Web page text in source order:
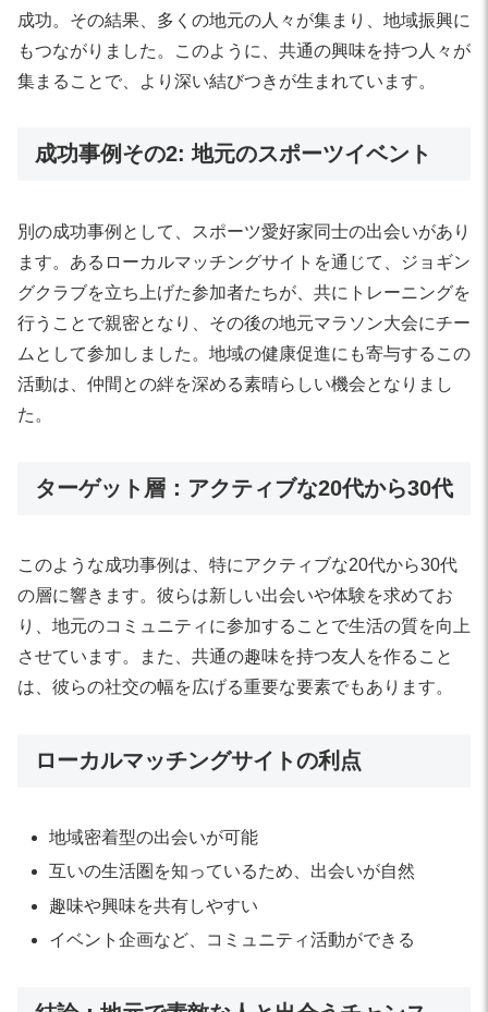
成功。その結果、多くの地元の人々が集まり、地域振興に
もつながりました。このように、共通の興味を持つ人々が
集まることで、より深い結びつきが生まれています。
成功事例その2: 地元のスポーツイベント
別の成功事例として、スポーツ愛好家同士の出会いがあり
ます。あるローカルマッチングサイトを通じて、ジョギン
グクラブを立ち上げた参加者たちが、共にトレーニングを
行うことで親密となり、その後の地元マラソン大会にチー
ムとして参加しました。地域の健康促進にも寄与するこの
活動は、仲間との絆を深める素晴らしい機会となりまし
た。
ターゲット層：アクティブな20代から30代
このような成功事例は、特にアクティブな20代から30代
の層に響きます。彼らは新しい出会いや体験を求めてお
り、地元のコミュニティに参加することで生活の質を向上
させています。また、共通の趣味を持つ友人を作ること
は、彼らの社交の幅を広げる重要な要素でもあります。
ローカルマッチングサイトの利点
地域密着型の出会いが可能
互いの生活圏を知っているため、出会いが自然
趣味や興味を共有しやすい
イベント企画など、コミュニティ活動ができる